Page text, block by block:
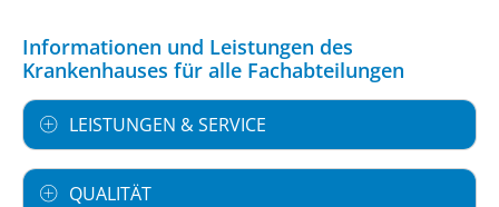
Informationen und Leistungen des
Krankenhauses für alle Fachabteilungen
LEISTUNGEN & SERVICE
QUALITÄT